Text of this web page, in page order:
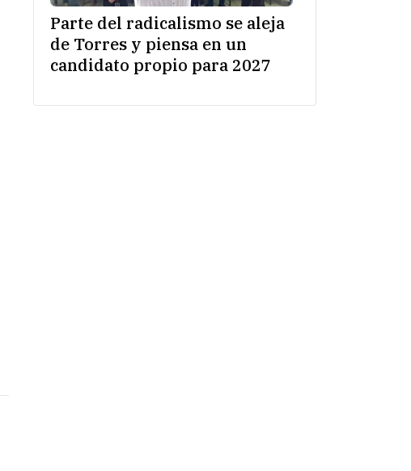
Parte del radicalismo se aleja
de Torres y piensa en un
candidato propio para 2027